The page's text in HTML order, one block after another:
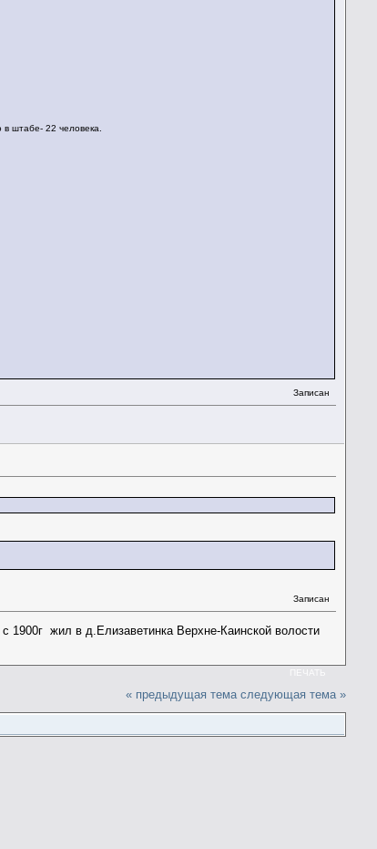
штабе- 22 человека.
Записан
Записан
1900г жил в д.Елизаветинка Верхне-Каинской волости
ПЕЧАТЬ
« предыдущая тема следующая тема »